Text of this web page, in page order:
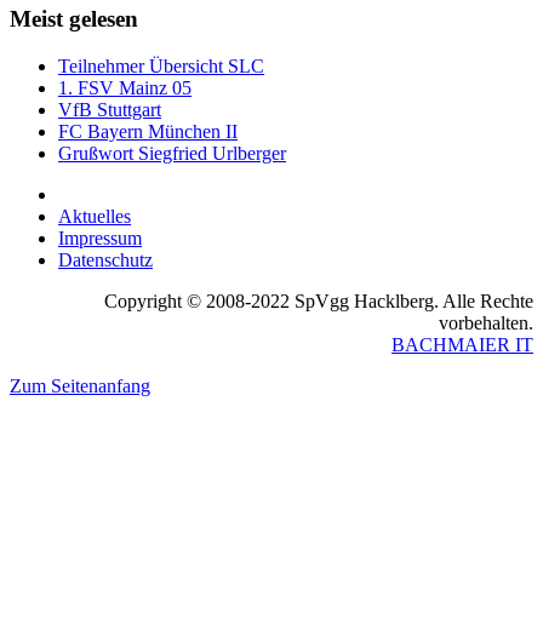
Meist gelesen
Teilnehmer Übersicht SLC
1. FSV Mainz 05
VfB Stuttgart
FC Bayern München II
Grußwort Siegfried Urlberger
Aktuelles
Impressum
Datenschutz
Copyright © 2008-2022 SpVgg Hacklberg. Alle Rechte
vorbehalten.
BACHMAIER IT
Zum Seitenanfang